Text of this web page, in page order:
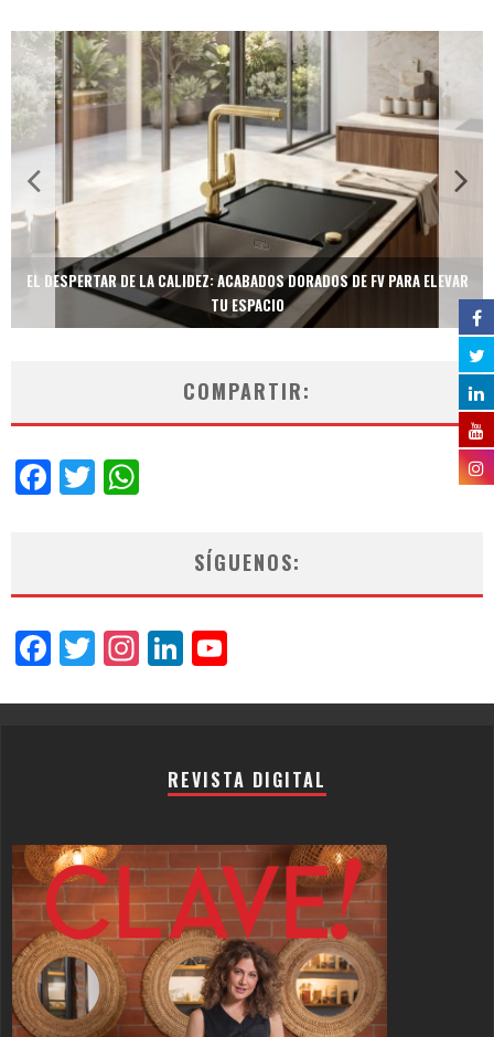
EL DESPERTAR DE LA CALIDEZ: ACABADOS DORADOS DE FV PARA ELEVAR
TU ESPACIO
COMPARTIR:
Facebook
Twitter
SÍGUENOS:
Facebook
Twitter
Instagram
LinkedIn
REVISTA DIGITAL